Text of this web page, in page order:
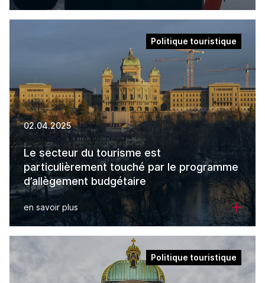
Politique touristique
02.04.2025
Le secteur du tourisme est
particulièrement touché par le programme
d’allègement budgétaire
en savoir plus
Politique touristique